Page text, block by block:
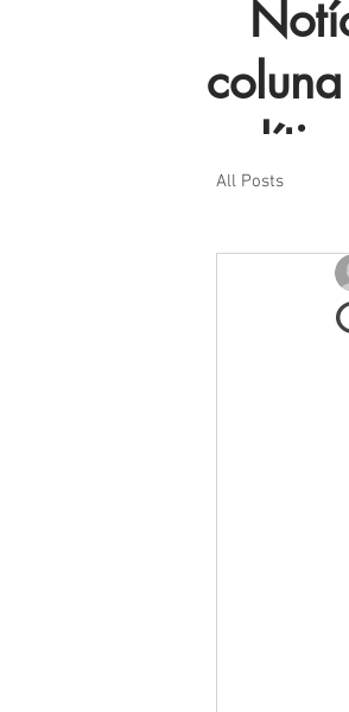
All Posts